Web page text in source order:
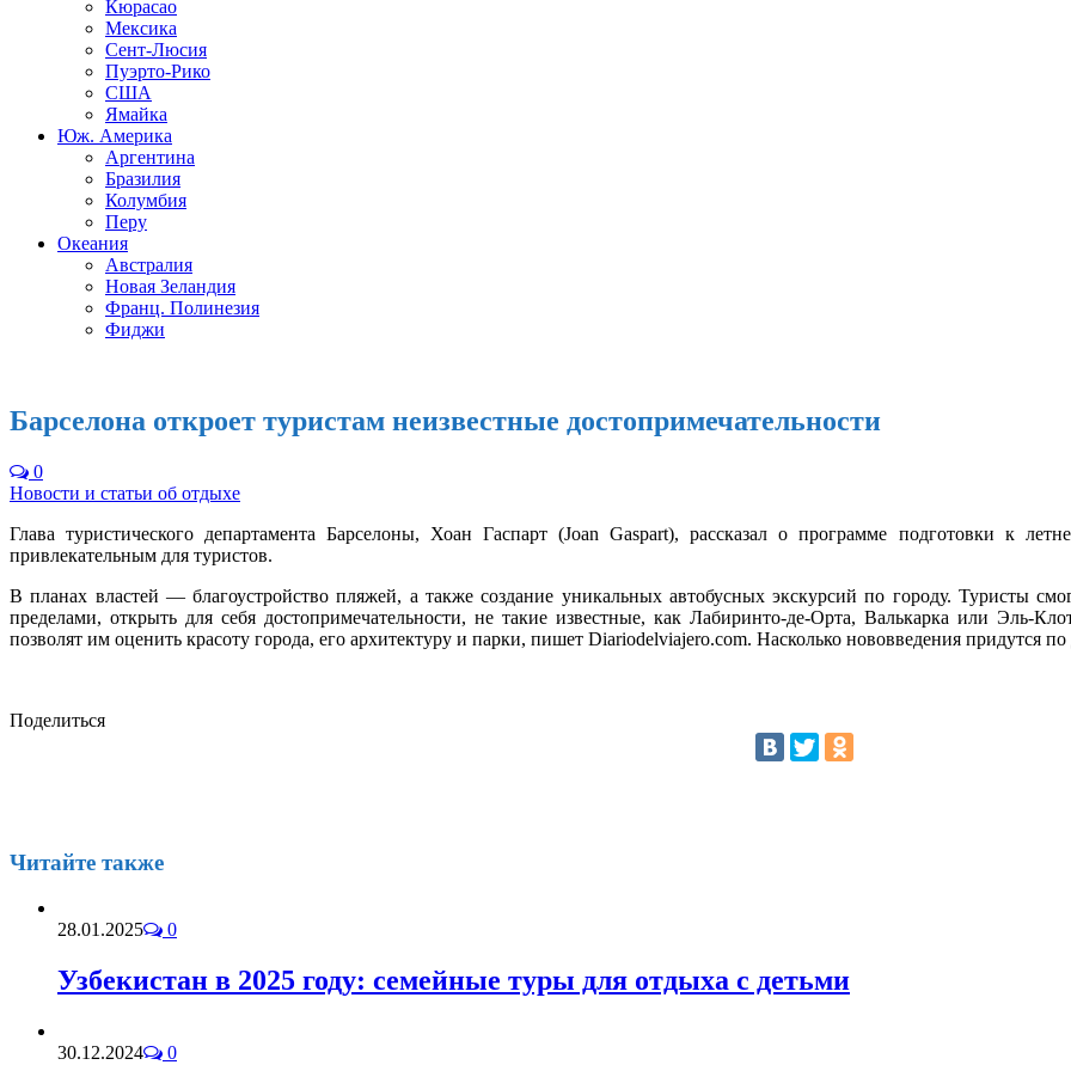
Кюрасао
Мексика
Сент-Люсия
Пуэрто-Рико
США
Ямайка
Юж. Америка
Аргентина
Бразилия
Колумбия
Перу
Океания
Австралия
Новая Зеландия
Франц. Полинезия
Фиджи
Барселона откроет туристам неизвестные достопримечательности
0
Новости и статьи об отдыхе
Глава туристического департамента Барселоны, Хоан Гаспарт (Joan Gaspart), рассказал о программе подготовки к
привлекательным для туристов.
В планах властей — благоустройство пляжей, а также создание уникальных автобусных экскурсий по городу. Туристы
пределами, открыть для себя достопримечательности, не такие известные, как Лабиринто-де-Орта, Валькарка или Эль-
позволят им оценить красоту города, его архитектуру и парки, пишет Diariodelviajero.com. Насколько нововведения придутся
Поделиться
Читайте также
28.01.2025 0
Узбекистан в 2025 году: семейные туры для отдыха с детьми
30.12.2024 0